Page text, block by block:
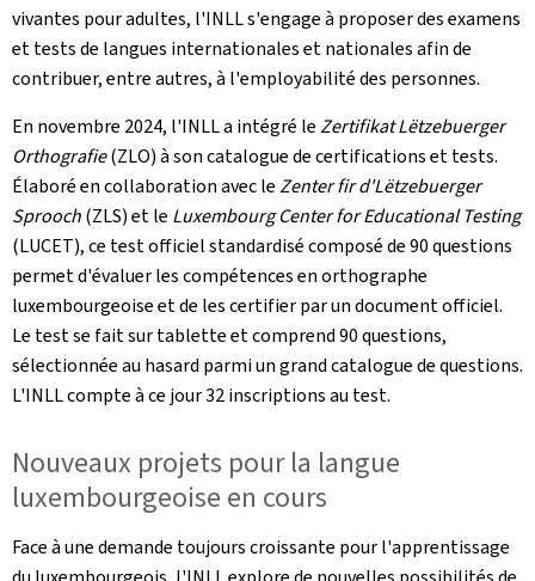
vivantes pour adultes, l'INLL s'engage à proposer des examens
et tests de langues internationales et nationales afin de
contribuer, entre autres, à l'employabilité des personnes.
En novembre 2024, l'INLL a intégré leZertifikat Lëtzebuerger
Orthografie(ZLO) à son catalogue de certifications et tests.
Élaboré en collaboration avec leZenter fir d'Lëtzebuerger
Sprooch(ZLS) et le Luxembourg Center for Educational Testing
(LUCET), ce test officiel standardisé composé de 90 questions
permet d'évaluer les compétences en orthographe
luxembourgeoise et de les certifier par un document officiel.
Le test se fait sur tablette et comprend 90 questions,
sélectionnée au hasard parmi un grand catalogue de questions.
L'INLL compte à ce jour 32 inscriptions au test.
Nouveaux projets pour la langue
luxembourgeoise en cours
Face à une demande toujours croissante pour l'apprentissage